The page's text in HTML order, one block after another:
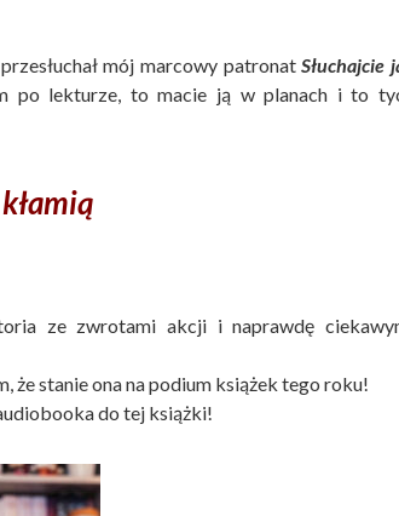
mój marcowy patronatSłuchajcie
po lekturze, to macie ją w planach i to
ze zwrotami akcji i naprawdę
że stanie ona na podium książek tego roku!
do tej książki!